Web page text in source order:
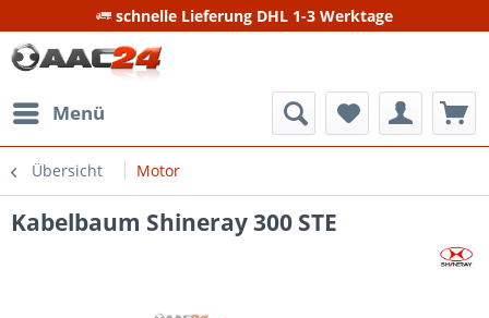
schnelle Lieferung DHL 1-3 Werktage
Menü
Übersicht Motor
Kabelbaum Shineray 300 STE